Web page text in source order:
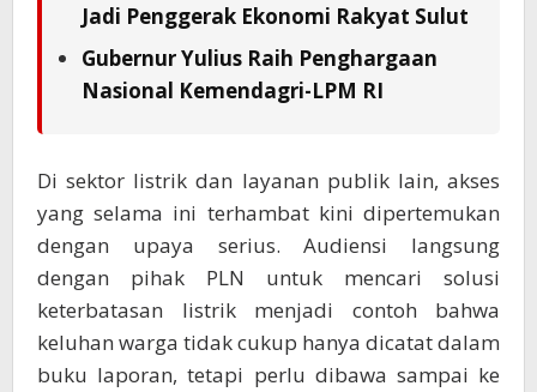
Jadi Penggerak Ekonomi Rakyat Sulut
Gubernur Yulius Raih Penghargaan
Nasional Kemendagri-LPM RI
Di sektor listrik dan layanan publik lain, akses
yang selama ini terhambat kini dipertemukan
dengan upaya serius. Audiensi langsung
dengan pihak PLN untuk mencari solusi
keterbatasan listrik menjadi contoh bahwa
keluhan warga tidak cukup hanya dicatat dalam
buku laporan, tetapi perlu dibawa sampai ke